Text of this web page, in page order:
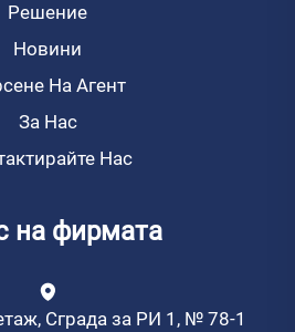
Решение
Новини
На Агент
За Нас
Нас
на фирмата
Сграда за РИ 1, № 78-1